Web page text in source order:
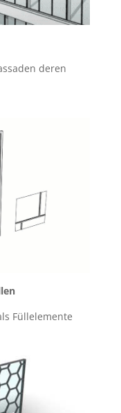
deren
Füllelemente